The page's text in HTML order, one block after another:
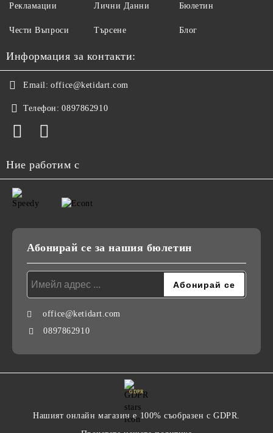
Рекламации
Чести Въпроси
Лични Данни
Търсене
Бюлетин
Блог
Информация за контакти:
Email: office@ketidart.com
Телефон: 0897862910
Ние работим с
Абонирай се за нашия бюлетин
office@ketidart.com
0897862910
GDPR
Нашият онлайн магазин е 100% съобразен с GDPR.